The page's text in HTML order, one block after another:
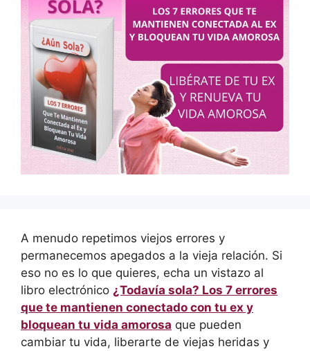
A menudo repetimos viejos errores y
permanecemos apegados a la vieja relación. Si
eso no es lo que quieres, echa un vistazo al
libro electrónico ¿Todavía sola? Los 7 errores
que te mantienen conectado con tu ex y
bloquean tu vida amorosa que pueden
cambiar tu vida, liberarte de viejas heridas y